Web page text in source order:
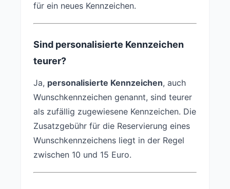
für ein neues Kennzeichen.
Sind personalisierte Kennzeichen
teurer?
Ja, personalisierte Kennzeichen, auch
Wunschkennzeichen genannt, sind teurer
als zufällig zugewiesene Kennzeichen. Die
Zusatzgebühr für die Reservierung eines
Wunschkennzeichens liegt in der Regel
zwischen 10 und 15 Euro.